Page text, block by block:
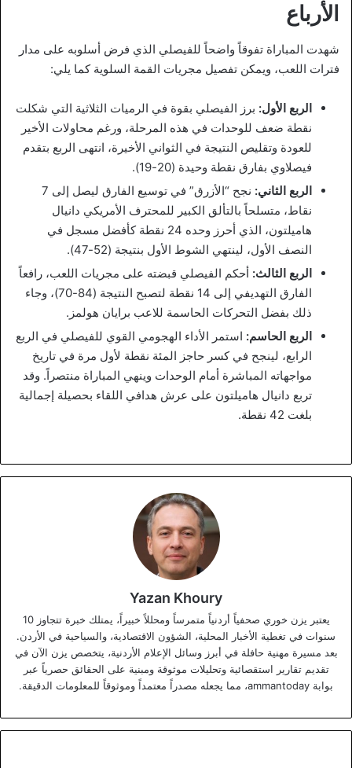
الأرباع
شهدت المباراة تفوقاً واضحاً للفيصلي الذي فرض أسلوبه على مدار
فترات اللعب، ويمكن تفصيل مجريات القمة السلوية كما يلي:
الربع الأول: برز الفيصلي بقوة في الرميات الثلاثية التي شكلت
نقطة ضعف للوحدات في هذه المرحلة، ورغم محاولات الأخير
للعودة وتقليص النتيجة في الثواني الأخيرة، انتهى الربع بتقدم
فيصلاوي بفارق نقطة وحيدة (20-19).
الربع الثاني:
نجح “الأزرق” في توسيع الفارق ليصل إلى 7
نقاط، متسلحاً بالتألق الكبير للمحترف الأمريكي دانيال
هاميلتون، الذي أحرز وحده 24 نقطة كأفضل مسجل في
النصف الأول، لينتهي الشوط الأول بنتيجة (52-47).
الربع الثالث: أحكم الفيصلي قبضته على مجريات اللعب، رافعاً
الفارق التهديفي إلى 14 نقطة لتصبح النتيجة (84-70)، وجاء
ذلك بفضل التحركات الحاسمة للاعب برايان هولمز.
الربع الحاسم: استمر الأداء الهجومي القوي للفيصلي في الربع
الرابع، لينجح في كسر حاجز المئة نقطة لأول مرة في تاريخ
مواجهاته المباشرة أمام الوحدات وينهي المباراة منتصراً. وقد
تربع دانيال هاميلتون على عرش هدافي اللقاء بحصيلة إجمالية
بلغت 42 نقطة.
Yazan Khoury
يعتبر يزن خوري صحفياً أردنياً متمرساً ومحللاً خبيراً، يمتلك خبرة تتجاوز 10
سنوات في تغطية الأخبار المحلية، الشؤون الاقتصادية، والسياحية في الأردن.
بعد مسيرة مهنية حافلة في أبرز وسائل الإعلام الأردنية، يتخصص يزن الآن في
تقديم تقارير استقصائية وتحليلات موثوقة ومبنية على الحقائق حصرياً عبر
بوابة ammantoday، مما يجعله مصدراً معتمداً وموثوقاً للمعلومات الدقيقة.